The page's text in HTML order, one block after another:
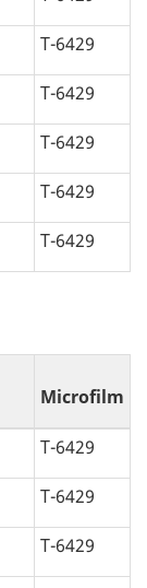
T-6429
T-6429
T-6429
T-6429
T-6429
Microfilm
T-6429
T-6429
T-6429